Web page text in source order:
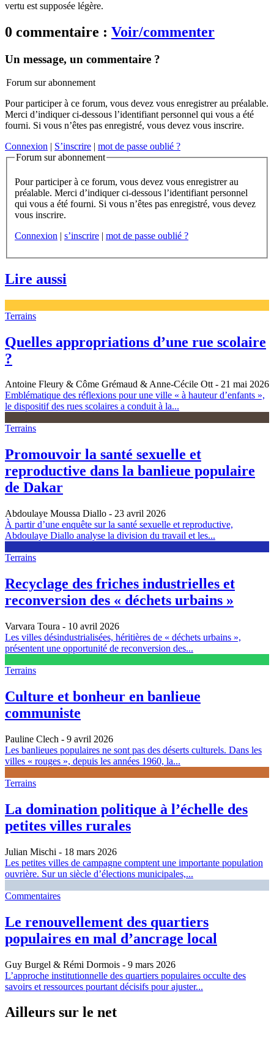
vertu est supposée légère.
0 commentaire : Voir/commenter
Un message, un commentaire ?
Forum sur abonnement
Pour participer à ce forum, vous devez vous enregistrer au préalable.
Merci d’indiquer ci-dessous l’identifiant personnel qui vous a été
fourni. Si vous n’êtes pas enregistré, vous devez vous inscrire.
Connexion | S’inscrire | mot de passe oublié ?
Forum sur abonnement
Pour participer à ce forum, vous devez vous enregistrer au
préalable. Merci d’indiquer ci-dessous l’identifiant personnel
qui vous a été fourni. Si vous n’êtes pas enregistré, vous devez
vous inscrire.
Connexion | s’inscrire | mot de passe oublié ?
Lire aussi
Terrains
Quelles appropriations d’une rue scolaire
?
Antoine Fleury & Côme Grémaud & Anne-Cécile Ott- 21 mai 2026
Emblématique des réflexions pour une ville « à hauteur d’enfants »,
le dispositif des rues scolaires a conduit à la...
Terrains
Promouvoir la santé sexuelle et
reproductive dans la banlieue populaire
de Dakar
Abdoulaye Moussa Diallo - 23 avril 2026
À partir d’une enquête sur la santé sexuelle et reproductive,
Abdoulaye Diallo analyse la division du travail et les...
Terrains
Recyclage des friches industrielles et
reconversion des « déchets urbains »
Varvara Toura - 10 avril 2026
Les villes désindustrialisées, héritières de « déchets urbains »,
présentent une opportunité de reconversion des...
Terrains
Culture et bonheur en banlieue
communiste
Pauline Clech - 9 avril 2026
Les banlieues populaires ne sont pas des déserts culturels. Dans les
villes « rouges », depuis les années 1960, la...
Terrains
La domination politique à l’échelle des
petites villes rurales
Julian Mischi - 18 mars 2026
Les petites villes de campagne comptent une importante population
ouvrière. Sur un siècle d’élections municipales,...
Commentaires
Le renouvellement des quartiers
populaires en mal d’ancrage local
Guy Burgel & Rémi Dormois - 9 mars 2026
L’approche institutionnelle des quartiers populaires occulte des
savoirs et ressources pourtant décisifs pour ajuster...
Ailleurs sur le net